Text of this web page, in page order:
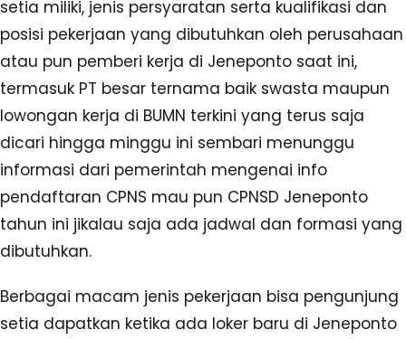
setia miliki, jenis persyaratan serta kualifikasi dan
posisi pekerjaan yang dibutuhkan oleh perusahaan
atau pun pemberi kerja di Jeneponto saat ini,
termasuk PT besar ternama baik swasta maupun
lowongan kerja di BUMN terkini yang terus saja
dicari hingga minggu ini sembari menunggu
informasi dari pemerintah mengenai info
pendaftaran CPNS mau pun CPNSD Jeneponto
tahun ini jikalau saja ada jadwal dan formasi yang
dibutuhkan.
Berbagai macam jenis pekerjaan bisa pengunjung
setia dapatkan ketika ada loker baru di Jeneponto